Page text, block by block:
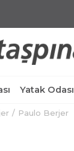
Yatak Odası
Paulo Berjer